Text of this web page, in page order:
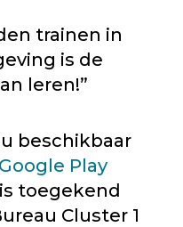
trainen in
is de
leren!”
beschikbaar
Google Play
toegekend
Cluster 1